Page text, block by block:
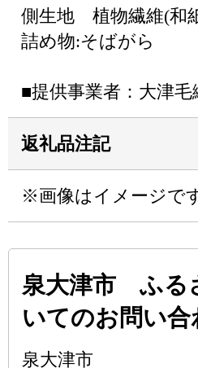
側生地 植物繊維(和
詰め物:そばがら
■提供事業者：大津毛
返礼品注記
※画像はイメージで
泉大津市 ふる
いてのお問い合
泉大津市